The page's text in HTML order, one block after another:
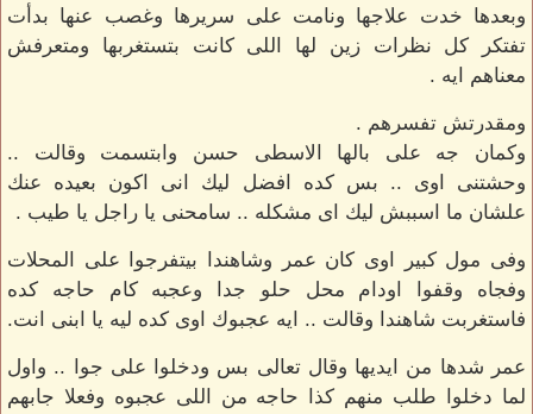
وبعدها خدت علاجها ونامت على سريرها وغصب عنها بدأت
تفتكر كل نظرات زين لها اللى كانت بتستغربها ومتعرفش
معناهم ايه .
ومقدرتش تفسرهم .
وكمان جه على بالها الاسطى حسن وابتسمت وقالت ..
وحشتنى اوى .. بس كده افضل ليك انى اكون بعيده عنك
علشان ما اسببش ليك اى مشكله .. سامحنى يا راجل يا طيب .
وفى مول كبير اوى كان عمر وشاهندا بيتفرجوا على المحلات
وفجاه وقفوا اودام محل حلو جدا وعجبه كام حاجه كده
فاستغربت شاهندا وقالت .. ايه عجبوك اوى كده ليه يا ابنى انت.
عمر شدها من ايديها وقال تعالى بس ودخلوا على جوا .. واول
لما دخلوا طلب منهم كذا حاجه من اللى عجبوه وفعلا جابهم